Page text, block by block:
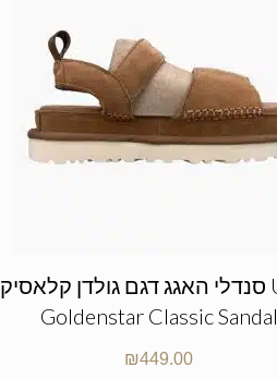
סנדלי האגג דגם גולדן קלאסיק UGG
Goldenstar Classic Sandal
₪449.00